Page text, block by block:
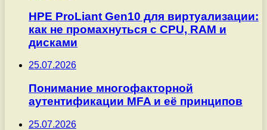
HPE ProLiant Gen10 для виртуализации:
как не промахнуться с CPU, RAM и
дисками
25.07.2026
Понимание многофакторной
аутентификации MFA и её принципов
25.07.2026